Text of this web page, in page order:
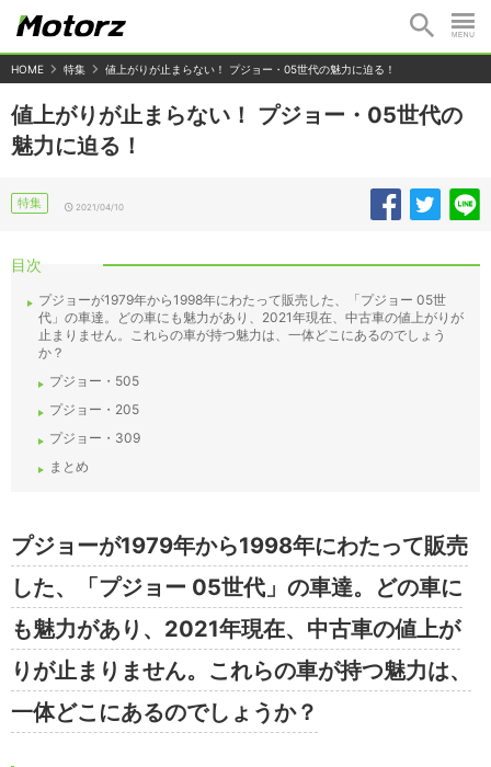
HOME 特集 値上がりが止まらない！ プジョー・05世代の魅力に迫る！
値上がりが止まらない！ プジョー・05世代の
魅力に迫る！
特集 2021/04/10
目次
プジョーが1979年から1998年にわたって販売した、「プジョー 05世
代」の車達。どの車にも魅力があり、2021年現在、中古車の値上がりが
止まりません。これらの車が持つ魅力は、一体どこにあるのでしょう
か？
プジョー・505
プジョー・205
プジョー・309
まとめ
プジョーが1979年から1998年にわたって販売
した、「プジョー 05世代」の車達。どの車に
も魅力があり、2021年現在、中古車の値上が
りが止まりません。これらの車が持つ魅力は、
一体どこにあるのでしょうか？